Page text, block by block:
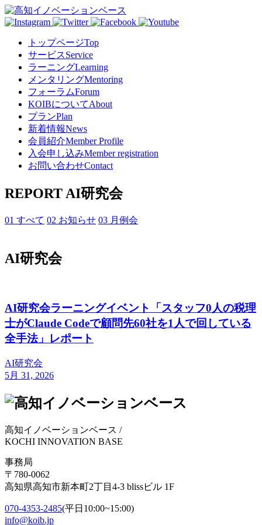
トップページTop
サービスService
ラーニングLearning
メンタリングMentoring
フォーラムForum
KOIBについてAbout
プランPlan
新着情報News
会員紹介Member Profile
入会申し込みMember registration
お問い合わせContact
REPORT AI研究会
01 すべて 02 お知らせ 03 月例会
AI研究会
AI研究会ラーニングイベント「スタッフ0人の税理
士がClaude Codeで顧問先60社を1人で回している
全手法」レポート
AI研究会
5月 31, 2026
高知イノベーションベース /
KOCHI INNOVATION BASE
事務局
〒780-0062
高知県高知市新本町2丁目4-3 blissビル 1F
070-4353-2485(平日10:00~15:00)
info@koib.jp